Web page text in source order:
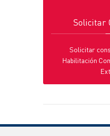
Solicitar
Solicitar
Habilitación